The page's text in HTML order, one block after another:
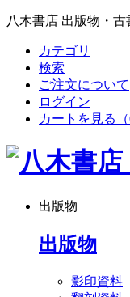
八木書店 出版物・
カテゴリ
検索
ご注文について
ログイン
カートを見る
出版物
出版物
影印資料